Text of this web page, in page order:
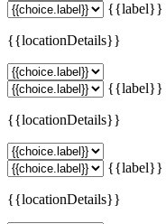
{{label}}
{{locationDetails}}
{{label}}
{{locationDetails}}
{{label}}
{{locationDetails}}